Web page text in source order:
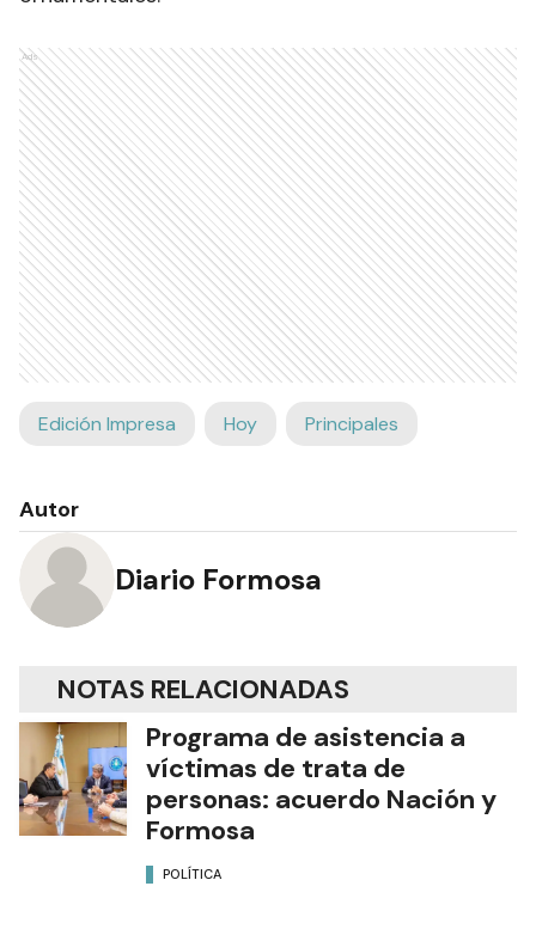
Ads
Edición Impresa Hoy Principales
Autor
Diario Formosa
NOTAS RELACIONADAS
Programa de asistencia a
víctimas de trata de
personas: acuerdo Nación y
Formosa
POLÍTICA